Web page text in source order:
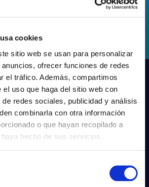
cookies
sitio web se usan para personalizar
ofrecer funciones de redes
el tráfico. Además, compartimos
el uso que haga del sitio web con
redes sociales, publicidad y análisis
combinarla con otra información
o que hayan recopilado a
hecho de sus servicios.
DES
S.L.U.